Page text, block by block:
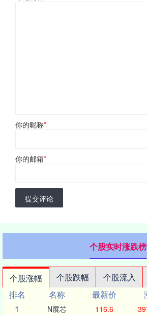
你的昵称*
你的邮箱*
提交评论
个股实时涨跌榜
个股涨幅 个股跌幅 个股流入
排名
名称 最新价
1
N展芯 116.6